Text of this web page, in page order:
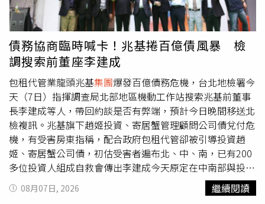
債務協商臨時喊卡！兆基捲百億債風暴 檢
調搜索前董座李建成
包租代管業龍頭兆基集團爆發百億債務危機，台北地檢署今
天（7日）指揮調查局北部地區機動工作站搜索兆基前董事
長李建成等人，帶回約談是否有弊端，預計今日晚間移送北
檢複訊。兆基旗下趙姬投資、寄居蟹管理顧問公司債兌付危
機，有受害房東指稱，配合政府包租代管卻被引導投資趙
姬、寄居蟹公司債，初估受害者遍布北、中、南，已有200
多位投資人組成自救會傳出李建成今天原定在中南部與投資
人當面協商債務事宜，但會還沒開成就臨時喊卡，投資人陸
續接到取消協商的通知，進一步了解才知道李建成遭檢調帶
08月07日, 2026 繼續閱讀